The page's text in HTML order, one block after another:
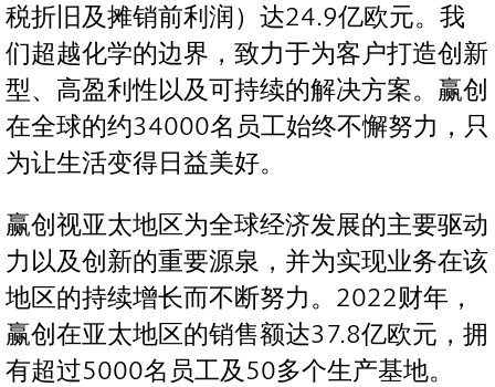
税折旧及摊销前利润）达24.9亿欧元。我
们超越化学的边界，致力于为客户打造创新
型、高盈利性以及可持续的解决方案。赢创
在全球的约34000名员工始终不懈努力，只
为让生活变得日益美好。
赢创视亚太地区为全球经济发展的主要驱动
力以及创新的重要源泉，并为实现业务在该
地区的持续增长而不断努力。2022财年，
赢创在亚太地区的销售额达37.8亿欧元，拥
有超过5000名员工及50多个生产基地。